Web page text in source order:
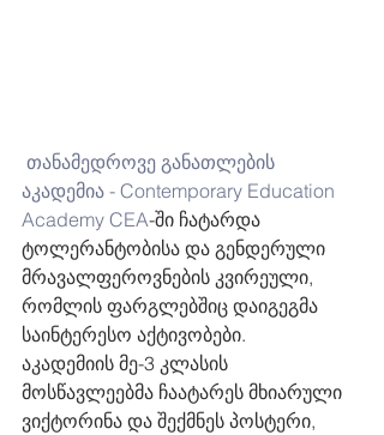
თანამედროვე განათლების
აკადემია - Contemporary Education
Academy CEA-ში ჩატარდა
ტოლერანტობისა და გენდერული
მრავალფეროვნების კვირეული,
რომლის ფარგლებშიც დაიგეგმა
საინტერესო აქტივობები.
აკადემიის მე-3 კლასის
მოსწავლეებმა ჩაატარეს მხიარული
ვიქტორინა და შექმნეს პოსტერი,